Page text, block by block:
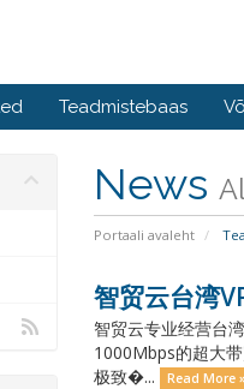
Teadmistebaas
News
Portaali avaleht
智贸云台湾
智贸云专业经营台
1000Mbps的超大
极致�...
Read More